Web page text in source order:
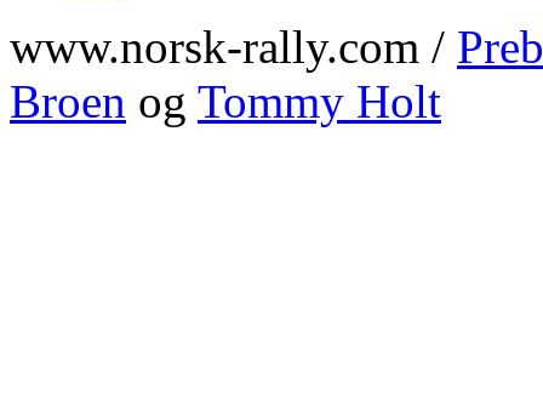
www.norsk-rally.com /
Broen og Tommy Holt